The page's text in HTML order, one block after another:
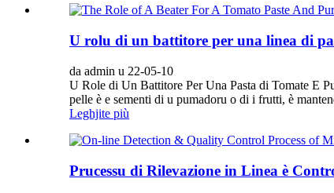
U rolu di un battitore per una linea di
da admin u 22-05-10
U Role di Un Battitore Per Una Pasta di Tomate E
pelle è e sementi di u pumadoru o di i frutti, è
Leghjite più
Prucessu di Rilevazione in Linea è